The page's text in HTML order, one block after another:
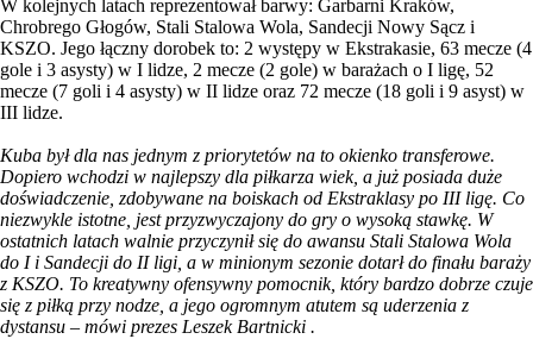
W kolejnych latach reprezentował barwy: Garbarni Kraków,
Chrobrego Głogów, Stali Stalowa Wola, Sandecji Nowy Sącz i
KSZO. Jego łączny dorobek to: 2 występy w Ekstrakasie, 63 mecze (4
gole i 3 asysty) w I lidze, 2 mecze (2 gole) w barażach o I ligę, 52
mecze (7 goli i 4 asysty) w II lidze oraz 72 mecze (18 goli i 9 asyst) w
III lidze.
Kuba był dla nas jednym z priorytetów na to okienko transferowe.
Dopiero wchodzi w najlepszy dla piłkarza wiek, a już posiada duże
doświadczenie, zdobywane na boiskach od Ekstraklasy po III ligę. Co
niezwykle istotne, jest przyzwyczajony do gry o wysoką stawkę. W
ostatnich latach walnie przyczynił się do awansu Stali Stalowa Wola
do I i Sandecji do II ligi, a w minionym sezonie dotarł do finału baraży
z KSZO. To kreatywny ofensywny pomocnik, który bardzo dobrze czuje
się z piłką przy nodze, a jego ogromnym atutem są uderzenia z
dystansu – mówi prezes Leszek Bartnicki .